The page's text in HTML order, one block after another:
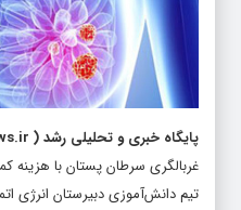
پایگاه خبری و تحلیلی رشد(
غربالگری سرطان پستان با هزینه
تیم دانش‌آموزی دبیرستان انرژی